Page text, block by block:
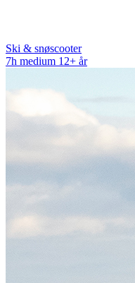
Ski & snøscooter
7h medium 12+ år